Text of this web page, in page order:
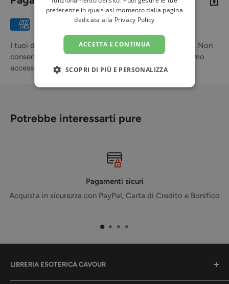
I tuoi dati di pagamento sono trattati in modo sicuro. Non
conserviamo i dettagli della carta di credito né abbiamo
accesso alle informazioni della tua carta di credito.
Potrebbe interessarti pure
Pagamenti sicuri
Acquista in sicurezza con PayPal, Carta di Credito e Bonifico
LIBRERIA ESOTERICA CAVOUR
preferenze in qualsiasi momento dalla pagina
dedicata alla Privacy Policy
ACCETTA E CONTINUA
SCOPRI DI PIÙ E PERSONALIZZA